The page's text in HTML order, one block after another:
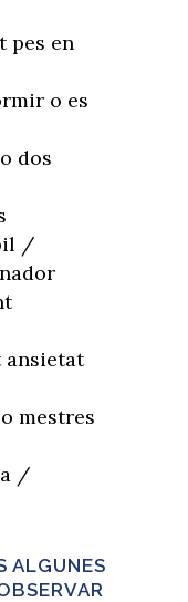
pes en
o es
dos
/
ansietat
mestres
/
ALGUNES